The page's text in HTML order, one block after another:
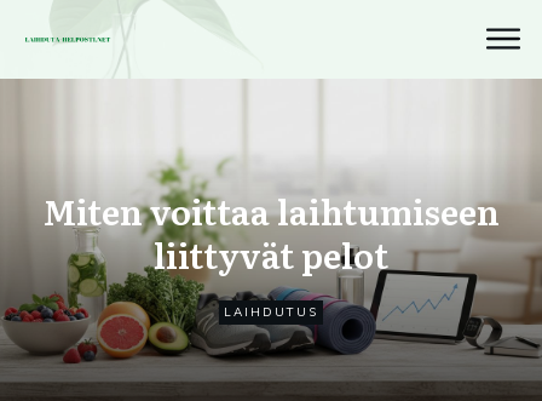
Miten voittaa laihtumiseen
liittyvät pelot
LAIHDUTUS